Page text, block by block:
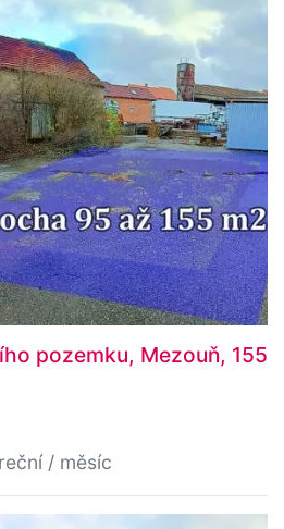
pozemku, Mezouň, 155
/ měsíc